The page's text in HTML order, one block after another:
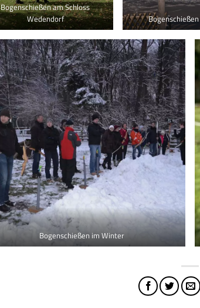
Bogenschießen am Schloss
Wedendorf
Bogenschießen im Winter